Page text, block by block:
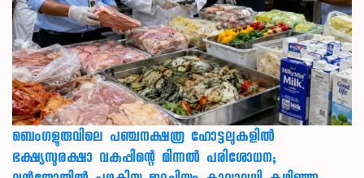
ബെംഗളൂരുവിലെ പഞ്ചനക്ഷത്ര ഹോട്ടലുകളിൽ
ഭക്ഷ്യസുരക്ഷാ വകുപ്പിന്റെ മിന്നൽ പരിശോധന;